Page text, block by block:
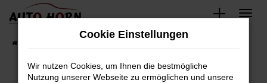
Zum
springen
Fahrzeugbestand
Cookie Einstellungen
Wir nutzen Cookies, um Ihnen die bestmögliche
Nutzung unserer Webseite zu ermöglichen und unsere